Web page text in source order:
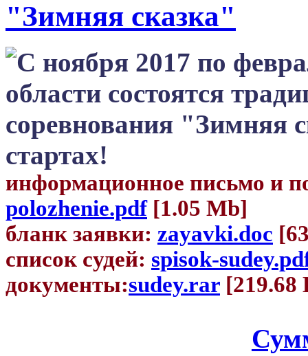
"Зимняя сказка"
С ноября 2017 по
области состоятся
соревнования "Зимняя
стартах!
информационное письмо и
polozhenie.pdf[1.05 Mb]
бланк заявки: zayavki.doc
список судей: spisok-
документы:sudey.rar [219.68